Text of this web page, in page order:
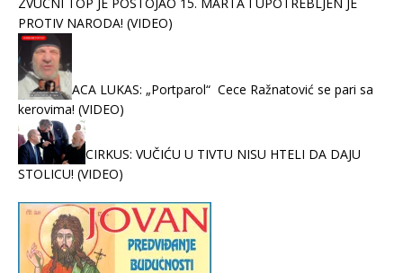
PROTIV NARODA! (VIDEO)
ACA LUKAS: „Portparol“ Cece Ražnatović se pari sa
kerovima! (VIDEO)
CIRKUS: VUČIĆU U TIVTU NISU HTELI DA DAJU
STOLICU! (VIDEO)